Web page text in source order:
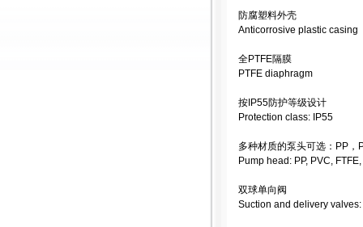
防腐塑料外壳
Anticorrosive plastic casing
全PTFE隔膜
PTFE diaphragm
按IP55防护等级设计
Protection class: IP55
多种材质的泵头可选：PP，
Pump head: PP, PVC,
双球单向阀
Suction and delivery